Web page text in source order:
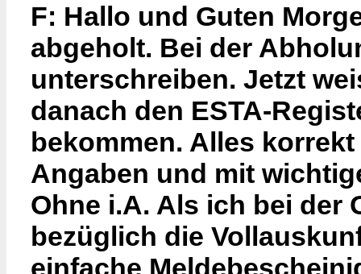
F: Hallo und Guten
abgeholt. Bei der
unterschreiben. Jetzt
danach den ESTA-
bekommen. Alles
Angaben und mit
Ohne i.A. Als ich bei der
bezüglich die
einfache